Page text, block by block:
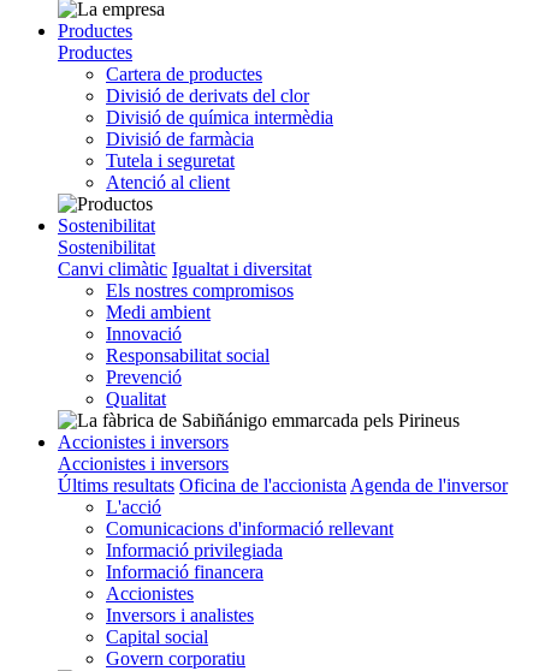
Productes
Productes
Cartera de productes
Divisió de derivats del clor
Divisió de química intermèdia
Divisió de farmàcia
Tutela i seguretat
Atenció al client
Sostenibilitat
Sostenibilitat
Canvi climàtic Igualtat i diversitat
Els nostres compromisos
Medi ambient
Innovació
Responsabilitat social
Prevenció
Qualitat
Accionistes i inversors
Accionistes i inversors
Últims resultats Oficina de l'accionista Agenda de l'inversor
L'acció
Comunicacions d'informació rellevant
Informació privilegiada
Informació financera
Accionistes
Inversors i analistes
Capital social
Govern corporatiu